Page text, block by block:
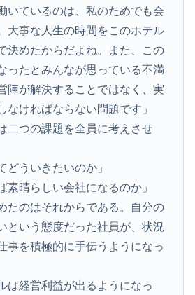
いているのは、私のためでも会
大事な人生の時間をこのホテル
決めたからだよね。また、この
ったとみんなが思っている不満
陣が解決することではなく、実
なければならない問題です」
二つの課題を全員に考えさせ
どういきたいのか」
素晴らしい会社になるのか」
たのはそれからである。自分の
という態度だった社員が、状況
事を積極的に手伝うようになっ
は経営利益が出るようになっ